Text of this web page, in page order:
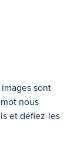
sont
nous
et défiez-les